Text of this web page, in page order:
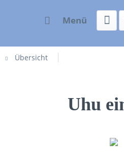
Menü
Übersicht
Uhu